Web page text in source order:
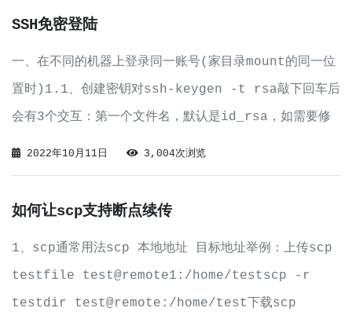
SSH免密登陆
一、在不同的机器上登录同一账号(家目录mount的同一位
置时)1.1、创建密钥对ssh-keygen -t rsa敲下回车后
会有3个交互：第一个文件名，默认是id_rsa，如需要修
改直接输入一个文件名便可。第二个与第三各是密码与确认
密码，是以后使用该公钥时要输入的密码，一般不设置。安
全要求高的自己设
2022年10月11日 3,004次浏览
如何让scp支持断点续传
1、scp通常用法scp 本地地址 目标地址举例：上传scp
testfile test@remote1:/home/testscp -r
testdir test@remote:/home/test下载scp